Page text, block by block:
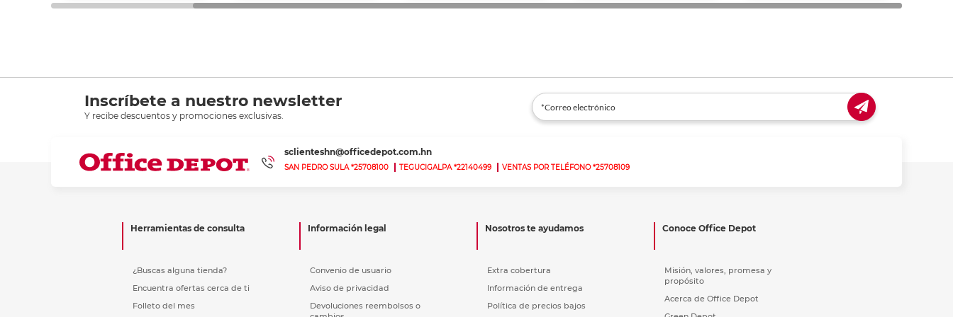
Inscríbete a nuestro newsletter
Y recibe descuentos y promociones exclusivas.
sclienteshn@officedepot.com.hn
SAN PEDRO SULA *25708100 TEGUCIGALPA *22140499 VENTAS POR TELÉFONO *25708109
Herramientas de consulta
¿Buscas alguna tienda?
Encuentra ofertas cerca de ti
Folleto del mes
Información legal
Convenio de usuario
Aviso de privacidad
Devoluciones reembolsos o
Nosotros te ayudamos
Extra cobertura
Información de entrega
Política de precios bajos
Conoce Office Depot
Misión, valores, promesa y
propósito
Acerca de Office Depot